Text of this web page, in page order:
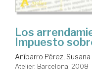
Los
Impuesto
Aníbarro Pérez, Susana
Atelier. Barcelona, 2008